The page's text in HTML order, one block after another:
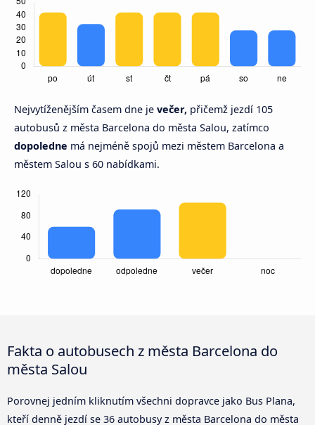
Nejvytíženějším časem dne je večer, přičemž jezdí 105
autobusů z města Barcelona do města Salou, zatímco
dopoledne má nejméně spojů mezi městem Barcelona a
městem Salou s 60 nabídkami.
Fakta o autobusech z města Barcelona do
města Salou
Porovnej jedním kliknutím všechni dopravce jako Bus Plana,
kteří denně jezdí se 36 autobusy z města Barcelona do města